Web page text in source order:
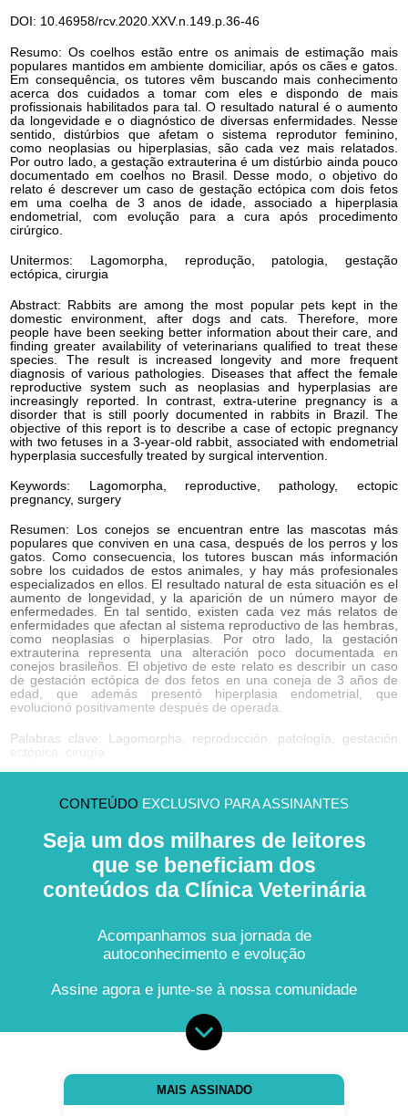
DOI: 10.46958/rcv.2020.XXV.n.149.p.36-46
Resumo: Os coelhos estão entre os animais de estimação mais
populares mantidos em ambiente domiciliar, após os cães e gatos.
Em consequência, os tutores vêm buscando mais conhecimento
acerca dos cuidados a tomar com eles e dispondo de mais
profissionais habilitados para tal. O resultado natural é o aumento
da longevidade e o diagnóstico de diversas enfermidades. Nesse
sentido, distúrbios que afetam o sistema reprodutor feminino,
como neoplasias ou hiperplasias, são cada vez mais relatados.
Por outro lado, a gestação extrauterina é um distúrbio ainda pouco
documentado em coelhos no Brasil. Desse modo, o objetivo do
relato é descrever um caso de gestação ectópica com dois fetos
em uma coelha de 3 anos de idade, associado a hiperplasia
endometrial, com evolução para a cura após procedimento
cirúrgico.
Unitermos: Lagomorpha, reprodução, patologia, gestação
ectópica, cirurgia
Abstract: Rabbits are among the most popular pets kept in the
domestic environment, after dogs and cats. Therefore, more
people have been seeking better information about their care, and
finding greater availability of veterinarians qualified to treat these
species. The result is increased longevity and more frequent
diagnosis of various pathologies. Diseases that affect the female
reproductive system such as neoplasias and hyperplasias are
increasingly reported. In contrast, extra-uterine pregnancy is a
disorder that is still poorly documented in rabbits in Brazil. The
objective of this report is to describe a case of ectopic pregnancy
with two fetuses in a 3-year-old rabbit, associated with endometrial
hyperplasia succesfully treated by surgical intervention.
Keywords: Lagomorpha, reproductive, pathology, ectopic
pregnancy, surgery
Resumen: Los conejos se encuentran entre las mascotas más
populares que conviven en una casa, después de los perros y los
gatos. Como consecuencia, los tutores buscan más información
sobre los cuidados de estos animales, y hay más profesionales
especializados en ellos. El resultado natural de esta situación es el
aumento de longevidad, y la aparición de un número mayor de
enfermedades. En tal sentido, existen cada vez más relatos de
enfermidades que afectan al sistema reproductivo de las hembras,
como neoplasias o hiperplasias. Por otro lado, la gestación
extrauterina representa una alteración poco documentada en
conejos brasileños. El objetivo de este relato es describir un caso
de gestación ectópica de dos fetos en una coneja de 3 años de
edad, que además presentó hiperplasia endometrial, que
evolucionó positivamente después de operada.
Palabras clave: Lagomorpha, reproducción, patología, gestación
ectópica, cirugía
CONTEÚDO EXCLUSIVO PARA ASSINANTES
Seja um dos milhares de leitores
que se beneficiam dos
conteúdos da Clínica Veterinária
Acompanhamos sua jornada de
autoconhecimento e evolução
Assine agora e junte-se à nossa comunidade
MAIS ASSINADO